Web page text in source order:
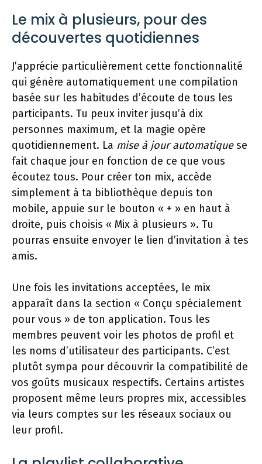
Le mix à plusieurs, pour des
découvertes quotidiennes
J’apprécie particulièrement cette fonctionnalité
qui génère automatiquement une compilation
basée sur les habitudes d’écoute de tous les
participants. Tu peux inviter jusqu’à dix
personnes maximum, et la magie opère
quotidiennement. La mise à jour automatiquese
fait chaque jour en fonction de ce que vous
écoutez tous. Pour créer ton mix, accède
simplement à ta bibliothèque depuis ton
mobile, appuie sur le bouton « + » en haut à
droite, puis choisis « Mix à plusieurs ». Tu
pourras ensuite envoyer le lien d’invitation à tes
amis.
Une fois les invitations acceptées, le mix
apparaît dans la section « Conçu spécialement
pour vous » de ton application. Tous les
membres peuvent voir les photos de profil et
les noms d’utilisateur des participants. C’est
plutôt sympa pour découvrir la compatibilité de
vos goûts musicaux respectifs. Certains artistes
proposent même leurs propres mix, accessibles
via leurs comptes sur les réseaux sociaux ou
leur profil.